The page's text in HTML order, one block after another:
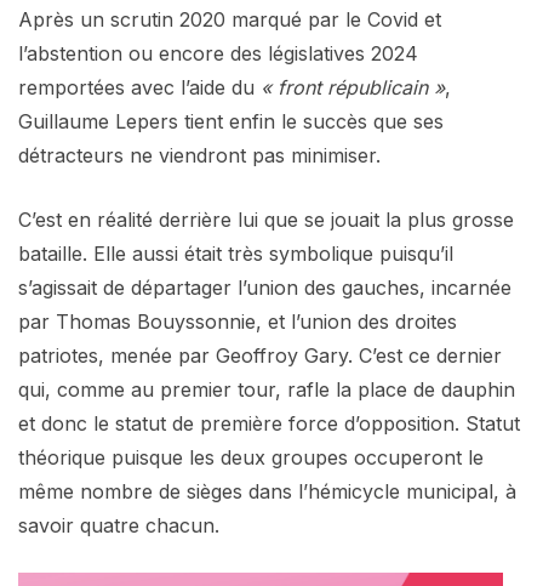
Après un scrutin 2020 marqué par le Covid et
l’abstention ou encore des législatives 2024
remportées avec l’aide du « front républicain »,
Guillaume Lepers tient enfin le succès que ses
détracteurs ne viendront pas minimiser.
C’est en réalité derrière lui que se jouait la plus grosse
bataille. Elle aussi était très symbolique puisqu’il
s’agissait de départager l’union des gauches, incarnée
par Thomas Bouyssonnie, et l’union des droites
patriotes, menée par Geoffroy Gary. C’est ce dernier
qui, comme au premier tour, rafle la place de dauphin
et donc le statut de première force d’opposition. Statut
théorique puisque les deux groupes occuperont le
même nombre de sièges dans l’hémicycle municipal, à
savoir quatre chacun.